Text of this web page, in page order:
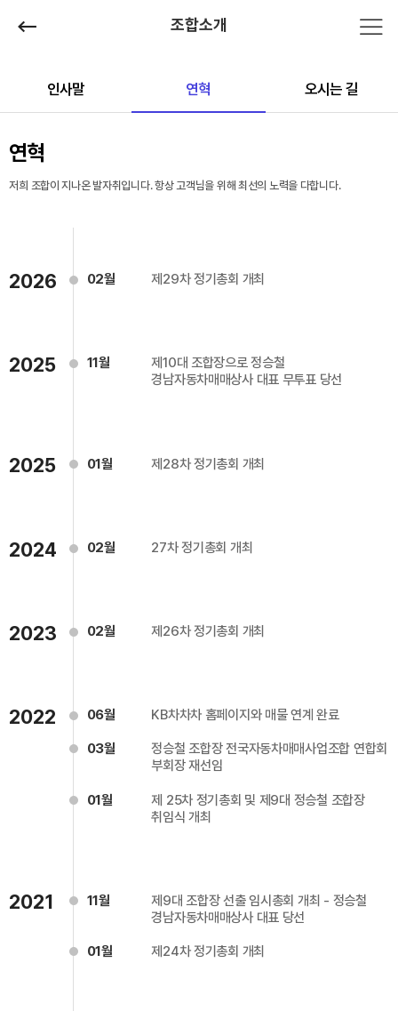
조합소개
인사말 연혁 오시는 길
연혁
저희 조합이 지나온 발자취입니다. 항상 고객님을 위해 최선의 노력을 다합니다.
2026 02월 제29차 정기총회 개최
2025 11월
제10대 조합장으로 정승철
경남자동차매매상사 대표 무투표 당선
2025 01월 제28차 정기총회 개최
2024 02월 27차 정기총회 개최
2023 02월 제26차 정기총회 개최
2022 06월 KB차차차 홈페이지와 매물 연계 완료
03월
정승철 조합장 전국자동차매매사업조합 연합회
부회장 재선임
01월
제 25차 정기총회 및 제9대 정승철 조합장
취임식 개최
2021 11월
제9대 조합장 선출 임시총회 개최 - 정승철
경남자동차매매상사 대표 당선
01월 제24차 정기총회 개최